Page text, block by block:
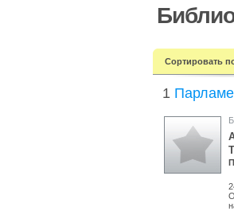
Сортировать
1